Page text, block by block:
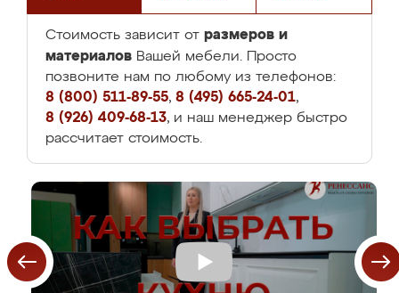
Стоимость зависит от размеров и
материалов Вашей мебели. Просто
позвоните нам по любому из телефонов:
8 (800) 511-89-55, 8 (495) 665-24-01,
8 (926) 409-68-13, и наш менеджер быстро
рассчитает стоимость.